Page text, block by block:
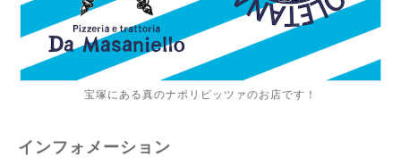
宝塚にある真のナポリピッツァのお店です！
インフォメーション